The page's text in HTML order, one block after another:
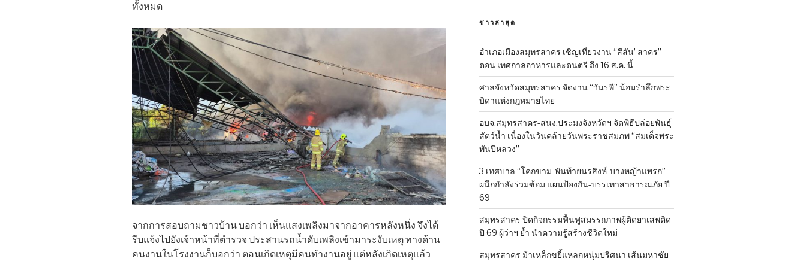
ทั้งหมด
จากการสอบถามชาวบ้าน บอกว่า เห็นแสงเพลิงมาจากอาคารหลังหนึ่ง จึงได้
รีบแจ้งไปยังเจ้าหน้าที่ตำรวจ ประสานรถน้ำดับเพลิงเข้ามาระงับเหตุ ทางด้าน
คนงานในโรงงานก็บอกว่า ตอนเกิดเหตุมีคนทำงานอยู่ แต่หลังเกิดเหตุแล้ว
ข่าวล่าสุด
อำเภอเมืองสมุทรสาคร เชิญเที่ยวงาน “สีสัน’ สาคร”
ตอน เทศกาลอาหารและดนตรี ถึง 16 ส.ค. นี้
ศาลจังหวัดสมุทรสาคร จัดงาน “วันรพี” น้อมรำลึกพระ
บิดาแห่งกฎหมายไทย
อบจ.สมุทรสาคร-สนง.ประมงจังหวัดฯ จัดพิธีปล่อยพันธุ์
สัตว์น้ำ เนื่องในวันคล้ายวันพระราชสมภพ “สมเด็จพระ
พันปีหลวง”
3 เทศบาล “โคกขาม-พันท้ายนรสิงห์-บางหญ้าแพรก”
ผนึกกำลังร่วมซ้อม แผนป้องกัน-บรรเทาสาธารณภัย ปี
69
สมุทรสาคร ปิดกิจกรรมฟื้นฟูสมรรถภาพผู้ติดยาเสพติด
ปี 69 ผู้ว่าฯ ย้ำ นำความรู้สร้างชีวิตใหม่
สมุทรสาคร ม้าเหล็กขยี้แหลกหนุ่มปริศนา เส้นมหาชัย-